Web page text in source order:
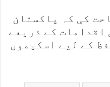
کی کہ پاکستان
اقدامات کے ذریعے
کے لیے اسکیموں